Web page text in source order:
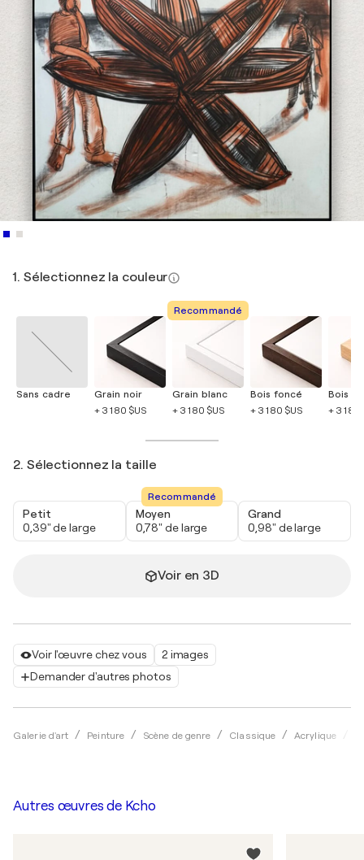
Voir l'œuvre chez vous
2 images
Demander d'autres photos
Galerie d'art Peinture Scène de genre Classique Acrylique
1. Sélectionnez la couleur
Sans cadre
Grain noir
+ 3 180 $US
Recommandé
Grain blanc
+ 3 180 $US
Bois foncé
+ 3 180 $US
Bois
+ 3 180
2. Sélectionnez la taille
Petit
0,39" de large
Recommandé
Moyen
0,78" de large
Grand
0,98" de large
Voir en 3D
Autres œuvres de Kcho